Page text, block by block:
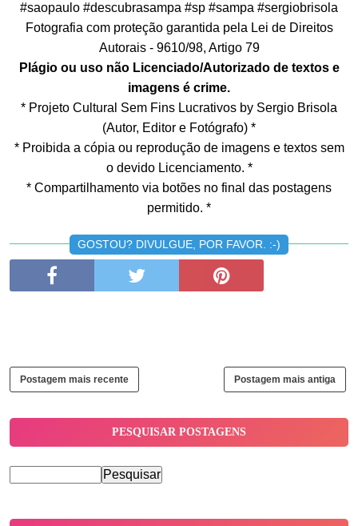
#saopaulo #descubrasampa #sp #sampa #sergiobrisola
Fotografia com proteção garantida pela Lei de Direitos
Autorais - 9610/98, Artigo 79
Plágio ou uso não Licenciado/Autorizado de textos e
imagens é crime.
* Projeto Cultural Sem Fins Lucrativos by Sergio Brisola
(Autor, Editor e Fotógrafo) *
* Proibida a cópia ou reprodução de imagens e textos sem
o devido Licenciamento. *
* Compartilhamento via botões no final das postagens
permitido. *
GOSTOU? DIVULGUE, POR FAVOR. :-)
Postagem mais recente Postagem mais antiga
PESQUISAR POSTAGENS